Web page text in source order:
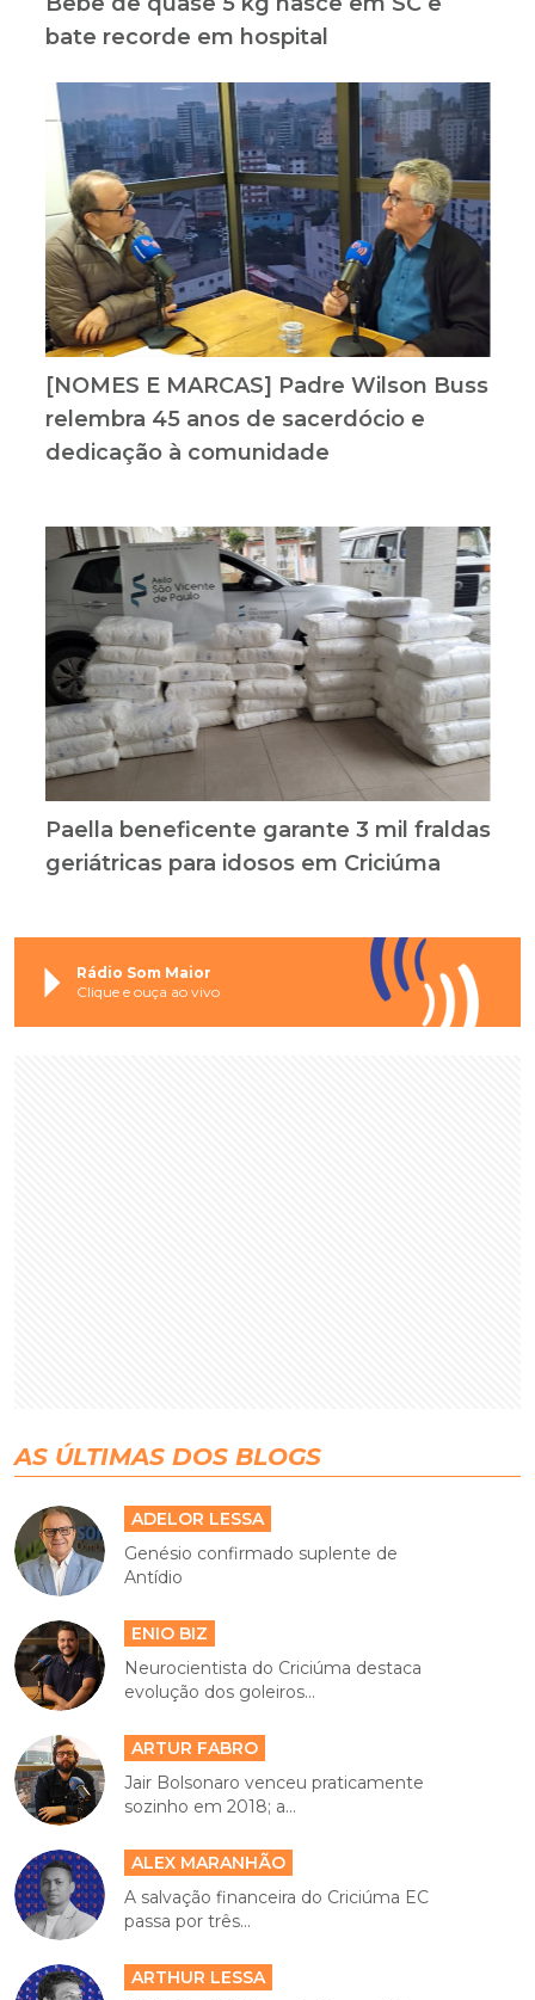
bate recorde em hospital
[NOMES E MARCAS] Padre Wilson Buss
relembra 45 anos de sacerdócio e
dedicação à comunidade
Paella beneficente garante 3 mil fraldas
geriátricas para idosos em Criciúma
Rádio Som Maior
Clique e ouça ao vivo
AS ÚLTIMAS DOS BLOGS
ADELOR LESSA
Genésio confirmado suplente de
Antídio
ENIO BIZ
Neurocientista do Criciúma destaca
evolução dos goleiros...
ARTUR FABRO
Jair Bolsonaro venceu praticamente
sozinho em 2018; a...
ALEX MARANHÃO
A salvação financeira do Criciúma EC
passa por três...
ARTHUR LESSA